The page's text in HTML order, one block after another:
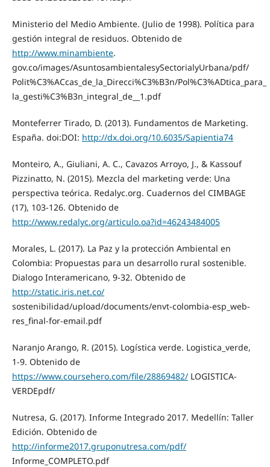
Ministerio del Medio Ambiente. (Julio de 1998). Política para
gestión integral de residuos. Obtenido de
http://www.minambiente.
gov.co/images/AsuntosambientalesySectorialyUrbana/pdf/
Polit%C3%ACcas_de_la_Direcci%C3%B3n/Pol%C3%ADtica_para_
la_gesti%C3%B3n_integral_de__1.pdf
Monteferrer Tirado, D. (2013). Fundamentos de Marketing.
España. doi:DOI: http://dx.doi.org/10.6035/Sapientia74
Monteiro, A., Giuliani, A. C., Cavazos Arroyo, J., & Kassouf
Pizzinatto, N. (2015). Mezcla del marketing verde: Una
perspectiva teórica. Redalyc.org. Cuadernos del CIMBAGE
(17), 103-126. Obtenido de
http://www.redalyc.org/articulo.oa?id=46243484005
Morales, L. (2017). La Paz y la protección Ambiental en
Colombia: Propuestas para un desarrollo rural sostenible.
Dialogo Interamericano, 9-32. Obtenido de
http://static.iris.net.co/
sostenibilidad/upload/documents/envt-colombia-esp_web-
res_final-for-email.pdf
Naranjo Arango, R. (2015). Logística verde. Logistica_verde,
1-9. Obtenido de
https://www.coursehero.com/file/28869482/LOGISTICA-
VERDEpdf/
Nutresa, G. (2017). Informe Integrado 2017. Medellín: Taller
Edición. Obtenido de
http://informe2017.gruponutresa.com/pdf/
Informe_COMPLETO.pdf